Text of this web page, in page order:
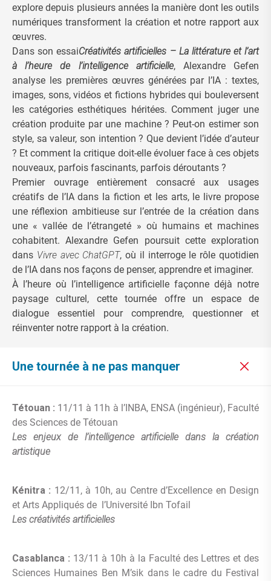
explore depuis plusieurs années la manière dont les outils
numériques transforment la création et notre rapport aux
œuvres.
Dans son essaiCréativités artificielles – La littérature et l’art
à l’heure de l’intelligence artificielle, Alexandre Gefen
analyse les premières œuvres générées par l’IA : textes,
images, sons, vidéos et fictions hybrides qui bouleversent
les catégories esthétiques héritées. Comment juger une
création produite par une machine ? Peut-on estimer son
style, sa valeur, son intention ? Que devient l’idée d’auteur
? Et comment la critique doit-elle évoluer face à ces objets
nouveaux, parfois fascinants, parfois déroutants ?
Premier ouvrage entièrement consacré aux usages
créatifs de l’IA dans la fiction et les arts, le livre propose
une réflexion ambitieuse sur l’entrée de la création dans
une « vallée de l’étrangeté » où humains et machines
cohabitent. Alexandre Gefen poursuit cette exploration
dans Vivre avec ChatGPT, où il interroge le rôle quotidien
de l’IA dans nos façons de penser, apprendre et imaginer.
À l’heure où l’intelligence artificielle façonne déjà notre
paysage culturel, cette tournée offre un espace de
dialogue essentiel pour comprendre, questionner et
réinventer notre rapport à la création.
Une tournée à ne pas manquer
Tétouan : 11/11 à 11h à l’INBA, ENSA (ingénieur), Faculté
des Sciences de Tétouan
Les enjeux de l’intelligence artificielle dans la création
artistique
Kénitra : 12/11, à 10h, au Centre d’Excellence en Design
et Arts Appliqués de l’Université Ibn Tofail
Les créativités artificielles
Casablanca : 13/11 à 10h à la Faculté des Lettres et des
Sciences Humaines Ben M’sik dans le cadre du Festival